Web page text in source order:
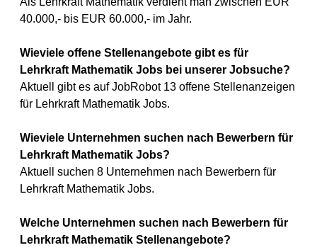
40.000,- bis EUR 60.000,- im Jahr.
Wieviele offene Stellenangebote gibt es für
Lehrkraft Mathematik Jobs bei unserer Jobsuche?
Aktuell gibt es auf JobRobot 13 offene Stellenanzeigen
für Lehrkraft Mathematik Jobs.
Wieviele Unternehmen suchen nach Bewerbern für
Lehrkraft Mathematik Jobs?
Aktuell suchen 8 Unternehmen nach Bewerbern für
Lehrkraft Mathematik Jobs.
Welche Unternehmen suchen nach Bewerbern für
Lehrkraft Mathematik Stellenangebote?